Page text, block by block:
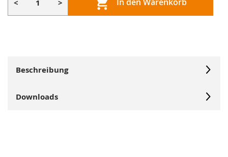
< >
Beschreibung
Downloads